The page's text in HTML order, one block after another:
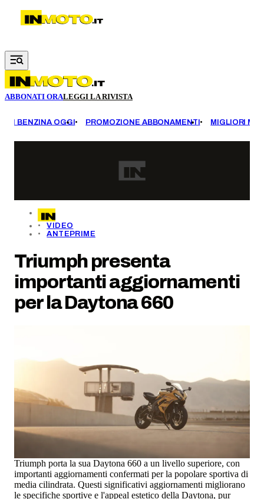
Vai al contenuto principale
ABBONATI ORALEGGI LA RIVISTA
BENZINA OGGI PROMOZIONE ABBONAMENTI MIGLIORI
VIDEO
ANTEPRIME
Triumph presenta
importanti aggiornamenti
per la Daytona 660
Triumph porta la sua Daytona 660 a un livello superiore, con
importanti aggiornamenti confermati per la popolare sportiva di
media cilindrata. Questi significativi aggiornamenti migliorano
le specifiche sportive e l'appeal estetico della Daytona, pur